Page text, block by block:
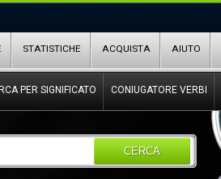
STATISTICHE ACQUISTA AIUTO
PER SIGNIFICATO CONIUGATORE VERBI
CERCA